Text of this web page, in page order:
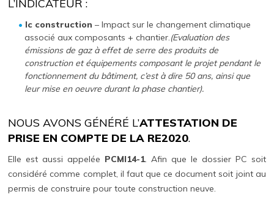
L’INDICATEUR :
Ic construction – Impact sur le changement climatique
associé aux composants + chantier.(Evaluation des
émissions de gaz à effet de serre des produits de
construction et équipements composant le projet pendant le
fonctionnement du bâtiment, c’est à dire 50 ans, ainsi que
leur mise en oeuvre durant la phase chantier).
NOUS AVONS GÉNÉRÉ L’ATTESTATION DE
PRISE EN COMPTE DE LA RE2020.
Elle est aussi appelée PCMI14-1. Afin que le dossier PC soit
considéré comme complet, il faut que ce document soit joint au
permis de construire pour toute construction neuve.